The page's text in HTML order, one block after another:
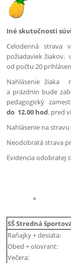
Iné skutočnosti
Celodenná strava
požiadaviek žiakov,
od počtu 20
Nahlásenie žiaka
a prázdnin bude
pedagogický
do 12.00 hod. pred
Nahlásenie na stravu
Neodobratá strava
Evidencia odobratej
*
SŠ Stredná
Raňajky + desiata:
Obed + olovrant:
Večera: